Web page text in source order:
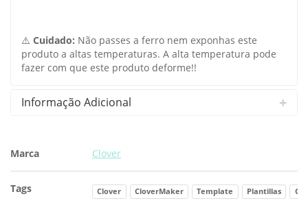
⚠️ Cuidado: Não passes a ferro nem exponhas este
produto a altas temperaturas. A alta temperatura pode
fazer com que este produto deforme!!
Informação Adicional
Marca Clover
Tags Clover CloverMaker Template Plantillas